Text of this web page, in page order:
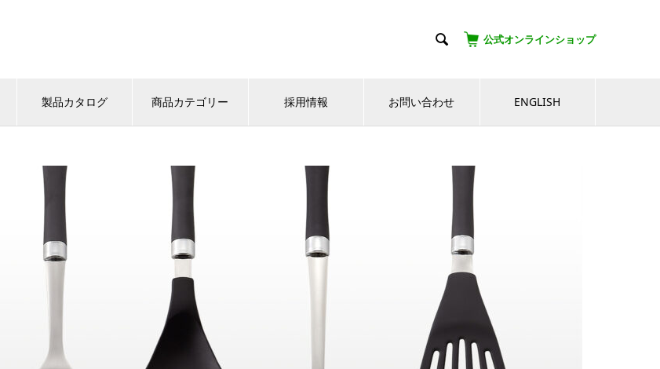
 公式オンラインショップ
製品カタログ 商品カテゴリー 採用情報 お問い合わせ ENGLISH